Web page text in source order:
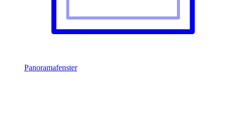
Panoramafenster